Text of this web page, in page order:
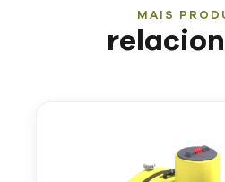
MAIS